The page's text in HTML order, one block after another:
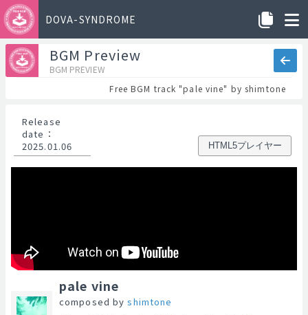
DOVA-SYNDROME
BGM Preview
BGM PREVIEW
Free BGM track "pale vine" by shimtone
Release
date ：
2025.01.06
HTML5プレイヤー
pale vine
composed byshimtone